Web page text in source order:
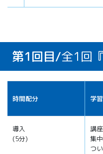
第1回目/全1回
時間配分 学
導入
(5分)
講
集
つ